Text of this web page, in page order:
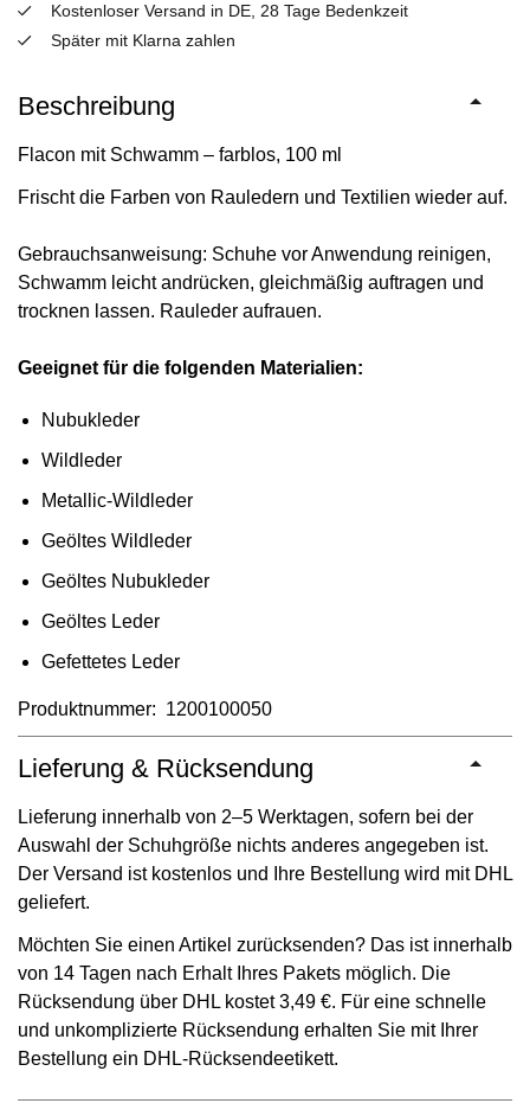
Kostenloser Versand in DE, 28 Tage Bedenkzeit
Später mit Klarna zahlen
Beschreibung
Flacon mit Schwamm – farblos, 100 ml
Frischt die Farben von Rauledern und Textilien wieder auf.
Gebrauchsanweisung: Schuhe vor Anwendung reinigen,
Schwamm leicht andrücken, gleichmäßig auftragen und
trocknen lassen. Rauleder aufrauen.
Geeignet für die folgenden Materialien:
Nubukleder
Wildleder
Metallic-Wildleder
Geöltes Wildleder
Geöltes Nubukleder
Geöltes Leder
Gefettetes Leder
Produktnummer: 1200100050
Lieferung & Rücksendung
Lieferung innerhalb von 2–5 Werktagen, sofern bei der
Auswahl der Schuhgröße nichts anderes angegeben ist.
Der Versand ist kostenlos und Ihre Bestellung wird mit DHL
geliefert.
Möchten Sie einen Artikel zurücksenden? Das ist innerhalb
von 14 Tagen nach Erhalt Ihres Pakets möglich. Die
Rücksendung über DHL kostet 3,49 €. Für eine schnelle
und unkomplizierte Rücksendung erhalten Sie mit Ihrer
Bestellung ein DHL-Rücksendeetikett.